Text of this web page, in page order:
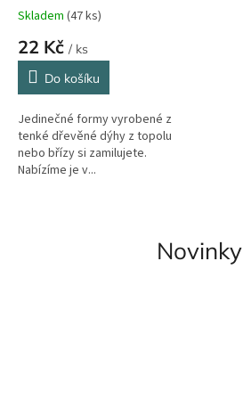
Skladem (47 ks)
22 Kč / ks
Do košíku
Jedinečné formy vyrobené z
tenké dřevěné dýhy z topolu
nebo břízy si zamilujete.
Nabízíme je v...
Novinky